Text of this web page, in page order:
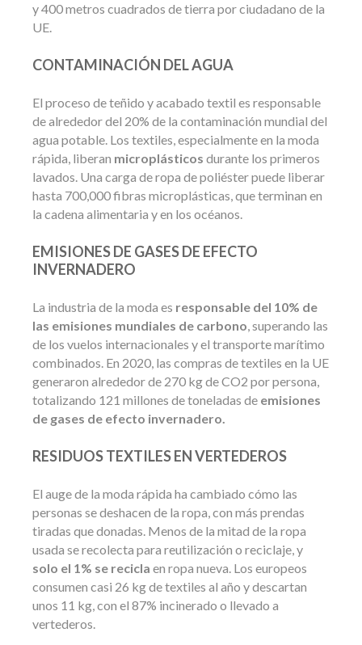
y 400 metros cuadrados de tierra por ciudadano de la
UE.
CONTAMINACIÓN DEL AGUA
El proceso de teñido y acabado textil es responsable
de alrededor del 20% de la contaminación mundial del
agua potable. Los textiles, especialmente en la moda
rápida, liberan microplásticos durante los primeros
lavados. Una carga de ropa de poliéster puede liberar
hasta 700,000 fibras microplásticas, que terminan en
la cadena alimentaria y en los océanos.
EMISIONES DE GASES DE EFECTO
INVERNADERO
La industria de la moda es responsable del 10% de
las emisiones mundiales de carbono, superando las
de los vuelos internacionales y el transporte marítimo
combinados. En 2020, las compras de textiles en la UE
generaron alrededor de 270 kg de CO2 por persona,
totalizando 121 millones de toneladas de emisiones
de gases de efecto invernadero.
RESIDUOS TEXTILES EN VERTEDEROS
El auge de la moda rápida ha cambiado cómo las
personas se deshacen de la ropa, con más prendas
tiradas que donadas. Menos de la mitad de la ropa
usada se recolecta para reutilización o reciclaje, y
solo el 1% se recicla en ropa nueva. Los europeos
consumen casi 26 kg de textiles al año y descartan
unos 11 kg, con el 87% incinerado o llevado a
vertederos.